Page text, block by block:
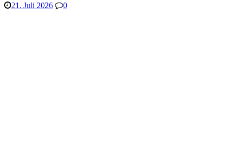
21. Juli 2026 0